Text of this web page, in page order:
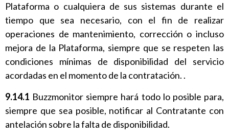
Plataforma o cualquiera de sus sistemas durante el
tiempo que sea necesario, con el fin de realizar
operaciones de mantenimiento, corrección o incluso
mejora de la Plataforma, siempre que se respeten las
condiciones mínimas de disponibilidad del servicio
acordadas en el momento de la contratación. .
9.14.1 Buzzmonitor siempre hará todo lo posible para,
siempre que sea posible, notificar al Contratante con
antelación sobre la falta de disponibilidad.